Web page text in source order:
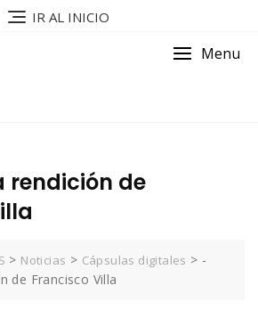
IR AL INICIO
Menu
de
> Noticias > Cápsulas digitales > -
de Francisco Villa